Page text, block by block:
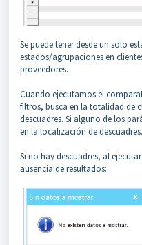
Se puede tener desde un solo
estados/agrupaciones en
proveedores.
Cuando ejecutamos el
filtros, busca en la totalidad de
descuadres. Si alguno de los
en la localización de descuadres.
Si no hay descuadres, al
ausencia de resultados: